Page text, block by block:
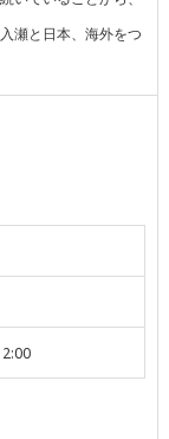
瀬と日本、海外をつ